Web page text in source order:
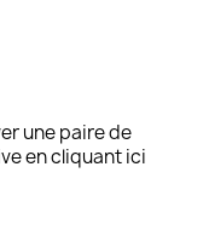
une paire de
en cliquant ici